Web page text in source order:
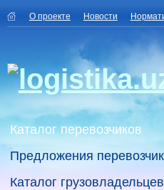
О проекте Новости
Каталог перевозчиков
Предложения
Каталог грузовладельцев